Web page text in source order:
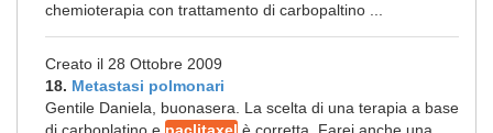
chemioterapia con trattamento di carbopaltino ...
Creato il 28 Ottobre 2009
18. Metastasi polmonari
Gentile Daniela, buonasera. La scelta di una terapia a base